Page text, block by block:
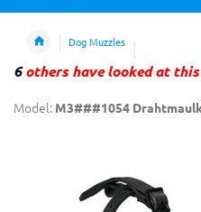
Dog Muzzles
6others have looked at
Model: M3###1054